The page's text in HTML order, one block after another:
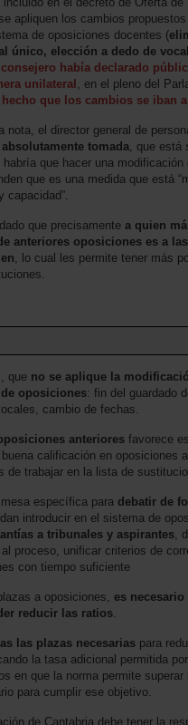
apliquen los cambios
de oposiciones docentes (
único, elección a dedo de
había declarado
unilateral , en el pleno del
que los cambios se iban
nota, el director general de
tomada, que está
que hacer una
que es una medida que está
capacidad”.
que precisamente a quien
anteriores oposiciones es a
, lo cual les permite tener más
que no se aplique la
oposiciones: fin del guardado
cambio de fechas.
anteriores favorece
calificación en oposiciones
de trabajar en la lista de
específica para debatir de
introducir en el sistema de
a tribunales y aspirantes,
proceso, unificar criterios de
con tiempo suficiente
a oposiciones, es
reducir las ratios.
las plazas necesarias para
la tasa adicional permitida
en que la norma permite superar
para cumplir ese objetivo.
de Cantabria debe tener la